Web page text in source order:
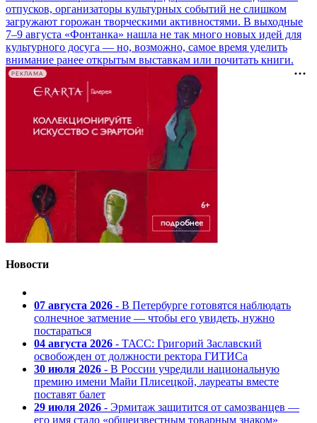
отпусков, организаторы культурных событий не слишком
загружают горожан творческими активностями. В выходные
7–9 августа «Фонтанка» нашла не так много новых идей для
культурного досуга — но, возможно, самое время уделить
внимание ранее открытым выставкам или почитать книги.
РЕКЛАМА
Новости
07 августа 2026 - В Петербурге готовятся наблюдать
солнечное затмение — чтобы его увидеть, нужно
постараться
04 августа 2026 - ТАСС: Григорий Заславский
освобожден от должности ректора ГИТИСа
30 июля 2026 - В России учредили национальную
премию имени Майи Плисецкой, лауреаты вместе
поставят балет
29 июля 2026 - Эрмитаж защитится от самозванцев —
его имя стало «общеизвестным товарным знаком»